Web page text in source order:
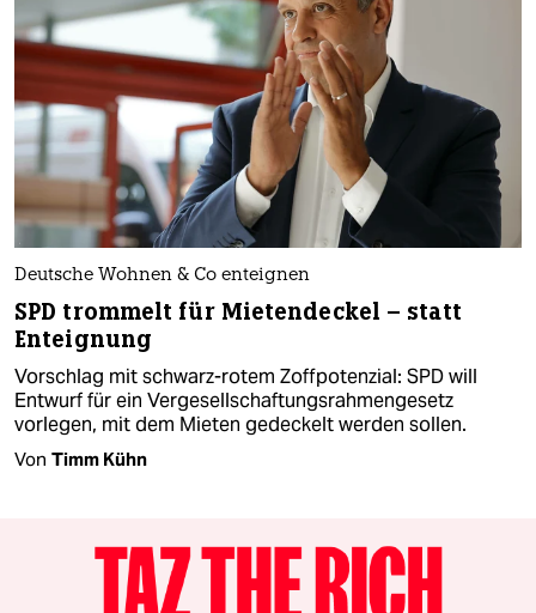
Deutsche Wohnen & Co enteignen
SPD trommelt für Mietendeckel – statt
Enteignung
Vorschlag mit schwarz-rotem Zoffpotenzial: SPD will
Entwurf für ein Vergesellschaftungsrahmengesetz
vorlegen, mit dem Mieten gedeckelt werden sollen.
Von Timm Kühn